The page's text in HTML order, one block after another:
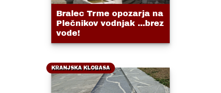
Bralec Trme opozarja na
Plečnikov vodnjak ...brez
vode!
KRANJSKA KLOBASA